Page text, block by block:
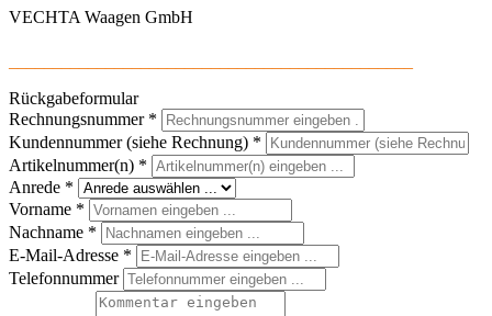
VECHTA Waagen GmbH
Rückgabeformular
Rechnungsnummer *
Kundennummer (siehe Rechnung) *
Artikelnummer(n) *
Anrede *
Vorname *
Nachname *
E-Mail-Adresse *
Telefonnummer